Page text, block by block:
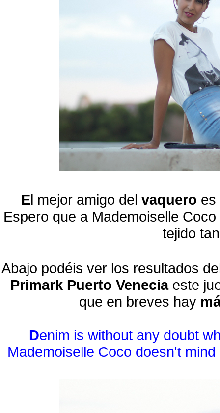
El mejor amigo del vaquero es
Espero que a Mademoiselle
tejido
Abajo podéis ver los resultados
Primark Puerto Veneciaeste
que en breves hay
Denim is without any doubt
Mademoiselle Coco doesn't